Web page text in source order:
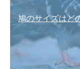
鳩のサイズはど